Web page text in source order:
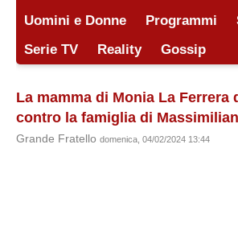
Uomini e Donne
Programmi
Serie TV
Reality Gossip
La mamma di Monia La Ferrera
contro la famiglia di
Grande Fratello domenica, 04/02/2024 13:44